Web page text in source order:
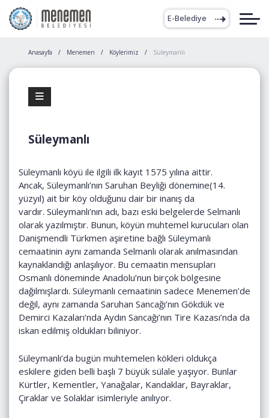
E-Belediye
Anasayfa Menemen Köylerimiz Süleymanlı
Süleymanlı
Süleymanlı köyü ile ilgili ilk kayıt 1575 yılına aittir.
Ancak, Süleymanlı’nın Saruhan Beyliği dönemine(14.
yüzyıl) ait bir köy olduğunu dair bir inanış da
vardır. Süleymanlı’nın adı, bazı eski belgelerde Selmanlı
olarak yazılmıştır. Bunun, köyün muhtemel kurucuları olan
Danişmendli Türkmen aşiretine bağlı Süleymanlı
cemaatinin aynı zamanda Selmanlı olarak anılmasından
kaynaklandığı anlaşılıyor. Bu cemaatin mensupları
Osmanlı döneminde Anadolu’nun birçok bölgesine
dağılmışlardı. Süleymanlı cemaatinin sadece Menemen’de
değil, aynı zamanda Saruhan Sancağı’nın Gökdük ve
Demirci Kazaları’nda Aydın Sancağı’nın Tire Kazası’nda da
iskan edilmiş oldukları biliniyor.
Süleymanlı’da bugün muhtemelen kökleri oldukça
eskilere giden belli başlı 7 büyük sülale yaşıyor. Bunlar
Kürtler, Kementler, Yanağalar, Kandaklar, Bayraklar,
Çıraklar ve Solaklar isimleriyle anılıyor.